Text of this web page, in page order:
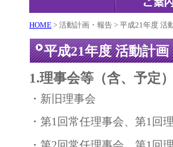
HOME > 活動計画・報告 > 平成21年度 活
平成21年度 活動計画
1.理事会等（含、予定）
・新旧理事会
・第1回常任理事会、第1回